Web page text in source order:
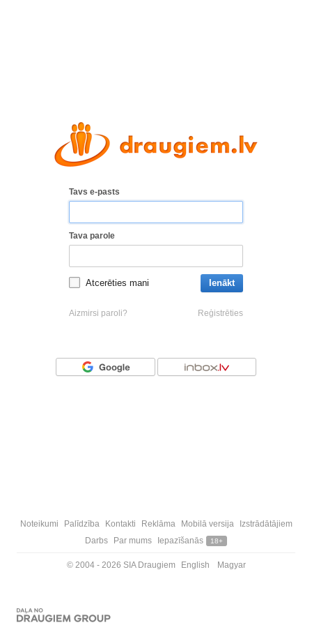
Tavs e-pasts
Tava parole
Atcerēties mani Ienākt
Aizmirsi paroli? Reģistrēties
Noteikumi Palīdzība Kontakti Reklāma Mobilā versija
Izstrādātājiem
Darbs
Par mums Iepazīšanās 18+
© 2004 - 2026 SIA Draugiem English Magyar